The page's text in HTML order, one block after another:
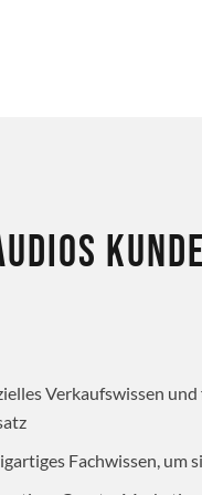
Verkaufswissen
Fachwissen, um